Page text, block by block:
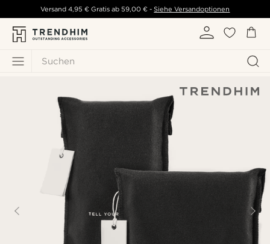
Suchen
Versand 4,95 € Gratis ab59,00 € - Siehe Versandoptionen